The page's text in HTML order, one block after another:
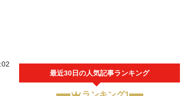
最近30日の人気記事ランキング